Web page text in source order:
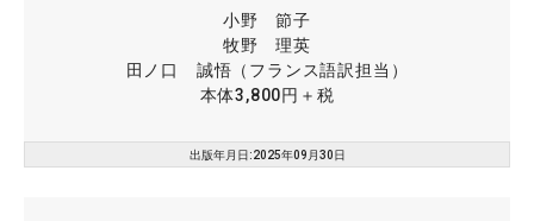
小野 節子
牧野 理英
田ノ口 誠悟（フランス語訳担当）
本体3,800円＋税
出版年月日:2025年09月30日